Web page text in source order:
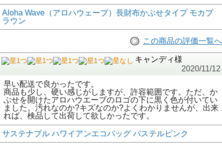
Aloha Wave（アロハウェーブ）長財布かぶせタイプ モカブ
ラウン
この商品の評価一覧へ
キャンディ様
2020/11/12
早い配送で良かったです。
商品も少し、硬い感じがしますが、許容範囲です。ただ、か
ぶせを開けたアロハウエーブのロゴの下に黒く色が付いてい
ました。汚れなのか?キズなのか?よくわかりませんが、出来
れば、検品して出荷して欲しかったです。
サステナブル ハワイアンエコバッグ パステルピンク